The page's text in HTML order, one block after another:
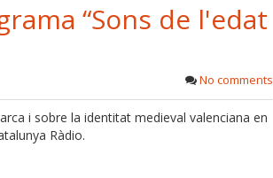
“Sons de l'edat
No comments
i sobre la identitat medieval valenciana en
Ràdio.